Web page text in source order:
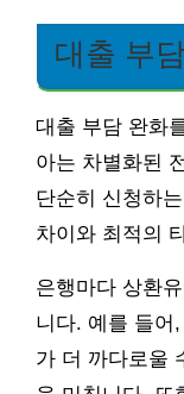
대출 부
대출 부담 완화
아는 차별화된
단순히 신청하
차이와 최적의
은행마다 상환
니다. 예를 들어
가 더 까다로울